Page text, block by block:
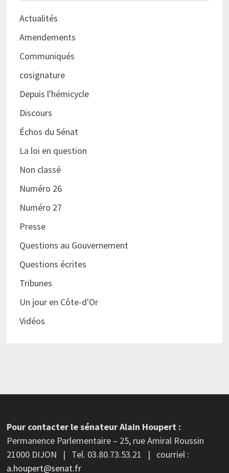
Actualités
Amendements
Communiqués
cosignature
Depuis l'hémicycle
Discours
Échos du Sénat
La loi en question
Non classé
Numéro 26
Numéro 27
Presse
Questions au Gouvernement
Questions écrites
Tribunes
Un jour en Côte-d'Or
Vidéos
Pour contacter le sénateur Alain Houpert :
Permanence Parlementaire – 25, rue Amiral Roussin
21000 DIJON | Tel. 03.80.73.53.21 | courriel :
a.houpert@senat.fr